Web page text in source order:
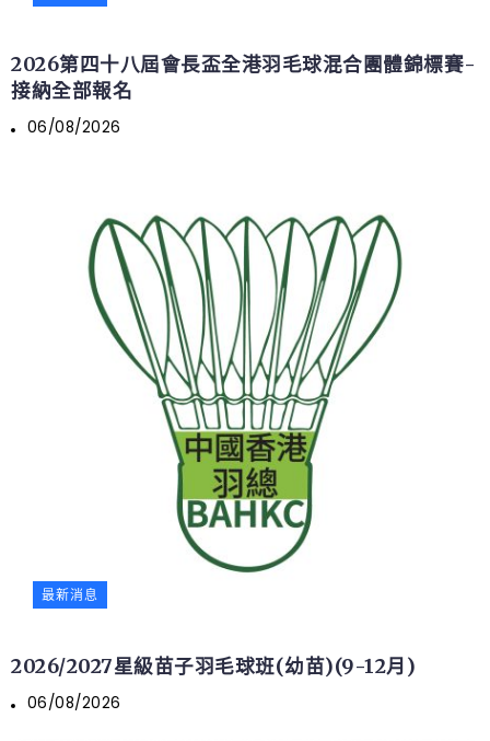
2026第四十八屆會長盃全港羽毛球混合團體錦標賽-
接納全部報名
06/08/2026
最新消息
2026/2027星級苗子羽毛球班(幼苗)(9-12月)
06/08/2026